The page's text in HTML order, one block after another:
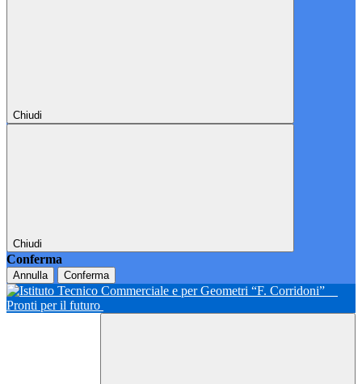
Chiudi
Chiudi
Conferma
Annulla Conferma
Pronti per il futuro